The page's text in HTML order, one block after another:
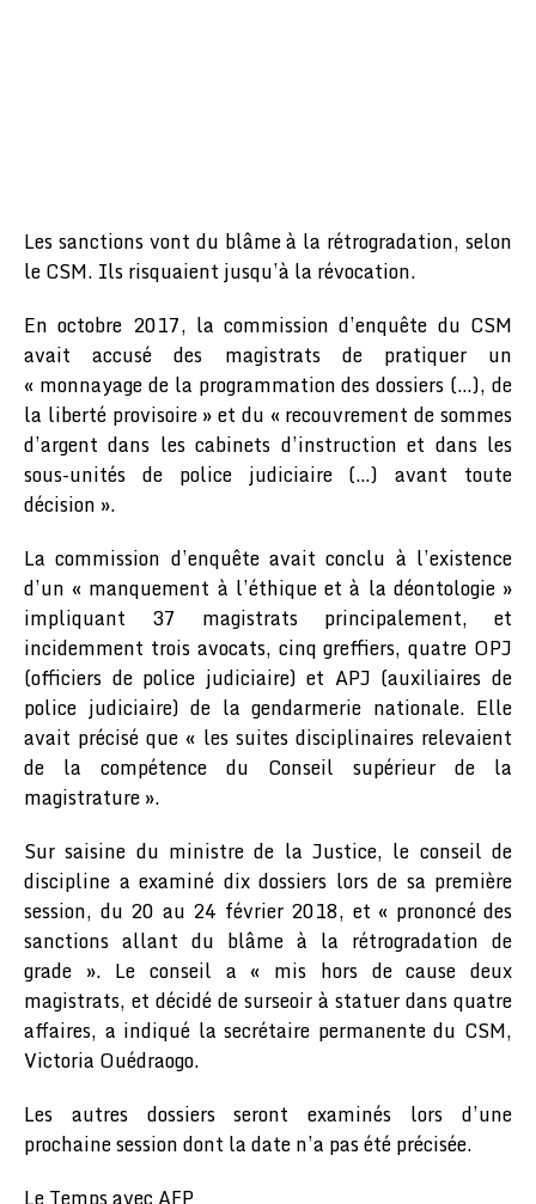
Les sanctions vont du blâme à la rétrogradation, selon
le CSM. Ils risquaient jusqu’à la révocation.
En octobre 2017, la commission d’enquête du CSM
avait accusé des magistrats de pratiquer un
« monnayage de la programmation des dossiers (…), de
la liberté provisoire » et du « recouvrement de sommes
d’argent dans les cabinets d’instruction et dans les
sous-unités de police judiciaire (…) avant toute
décision ».
La commission d’enquête avait conclu à l’existence
d’un « manquement à l’éthique et à la déontologie »
impliquant 37 magistrats principalement, et
incidemment trois avocats, cinq greffiers, quatre OPJ
(officiers de police judiciaire) et APJ (auxiliaires de
police judiciaire) de la gendarmerie nationale. Elle
avait précisé que « les suites disciplinaires relevaient
de la compétence du Conseil supérieur de la
magistrature ».
Sur saisine du ministre de la Justice, le conseil de
discipline a examiné dix dossiers lors de sa première
session, du 20 au 24 février 2018, et « prononcé des
sanctions allant du blâme à la rétrogradation de
grade ». Le conseil a « mis hors de cause deux
magistrats, et décidé de surseoir à statuer dans quatre
affaires, a indiqué la secrétaire permanente du CSM,
Victoria Ouédraogo.
Les autres dossiers seront examinés lors d’une
prochaine session dont la date n’a pas été précisée.